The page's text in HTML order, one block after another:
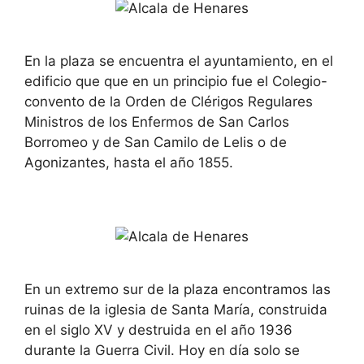
En la plaza se encuentra el ayuntamiento, en el
edificio que que en un principio fue el Colegio-
convento de la Orden de Clérigos Regulares
Ministros de los Enfermos de San Carlos
Borromeo y de San Camilo de Lelis o de
Agonizantes, hasta el año 1855.
En un extremo sur de la plaza encontramos las
ruinas de la iglesia de Santa María, construida
en el siglo XV y destruida en el año 1936
durante la Guerra Civil. Hoy en día solo se